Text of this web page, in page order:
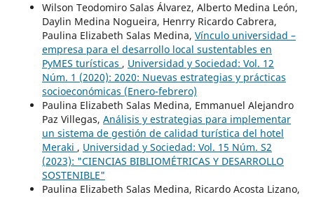
Wilson Teodomiro Salas Álvarez, Alberto Medina León,
Daylin Medina Nogueira, Henrry Ricardo Cabrera,
Paulina Elizabeth Salas Medina, Vínculo universidad –
empresa para el desarrollo local sustentables en
PyMES turísticas , Universidad y Sociedad: Vol. 12
Núm. 1 (2020): 2020: Nuevas estrategias y prácticas
socioeconómicas (Enero-febrero)
Paulina Elizabeth Salas Medina, Emmanuel Alejandro
Paz Villegas, Análisis y estrategias para implementar
un sistema de gestión de calidad turística del hotel
Meraki , Universidad y Sociedad: Vol. 15 Núm. S2
(2023): "CIENCIAS BIBLIOMÉTRICAS Y DESARROLLO
SOSTENIBLE"
Paulina Elizabeth Salas Medina, Ricardo Acosta Lizano,